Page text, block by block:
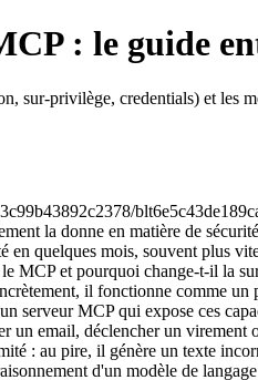
: le guide
sur-privilège, credentials) et les
web, un fichier partagé sur un dépôt de code. Comme un modèle de langage ne fait pas de distinction stricte entre les données qu'il lit et les instructions qu'il doit exécuter, il peut interpréter ce contenu piégé comme un ordre légitime et agir en conséquence, avec ses propres permissions, parfois sans même informer l'utilisateur de cette action supplémentaire. ![Prompt injection via un agent IA connecté à un serveur MCP malveillant](https://res.cloudinary.com/snyk/image/upload/f_auto,w_2560,q_auto/v1753967942/mcp_agent_dnptcw.png) **Empoisonnement d'outil (tool poisoning).** Un serveur MCP malveillant ou compromis peut inclure des instructions cachées directement dans la description d'un outil, invisibles à l'œil nu mais interprétées par l'agent lors de la découverte des capacités disponibles. Invariant Labs a démontré une variante de cette attaque en exploitant un serveur MCP WhatsApp compromis pour exfiltrer silencieusement l'intégralité d'un historique de messages. Une variante encore plus sournoise, le « rug pull », consiste à faire approuver un outil au comportement normal, puis à modifier silencieusement sa définition après coup : la plupart des clients MCP ne détectent pas ce changement. **Prolifération de credentials.** Un serveur MCP centralise souvent les jetons OAuth de plusieurs services (messagerie, calendrier, stockage cloud), ce qui en fait un point de défaillance unique. Un seul serveur compromis peut donner accès à l'ensemble des services connectés, un scénario que les